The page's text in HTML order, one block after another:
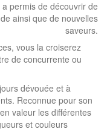
permis de découvrir de
ainsi que de nouvelles
saveurs.
vous la croiserez
de concurrente ou
dévouée et à
Reconnue pour son
valeur les différentes
et couleurs